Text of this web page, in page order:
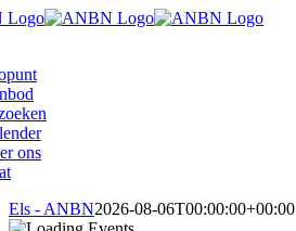
Skip
ons
Els - ANBN2026-08-06T00:00:00+00:00